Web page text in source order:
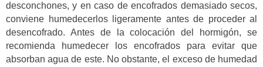
desconchones, y en caso de encofrados demasiado secos,
conviene humedecerlos ligeramente antes de proceder al
desencofrado. Antes de la colocación del hormigón, se
recomienda humedecer los encofrados para evitar que
absorban agua de este. No obstante, el exceso de humedad